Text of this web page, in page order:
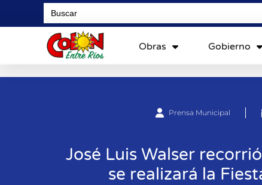
Search
for:
Obras Gobierno
Prensa Municipal
José Luis Walser
se realizará la